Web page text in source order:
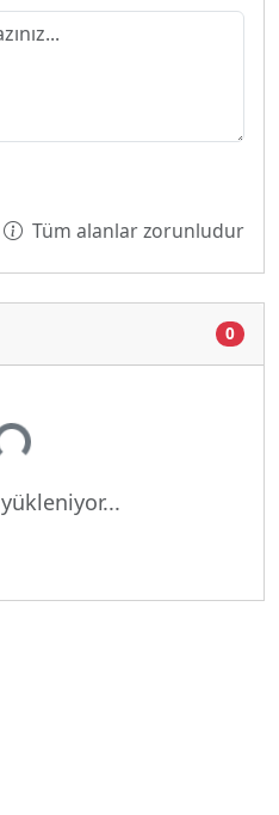
Tüm alanlar zorunludur
0
Yükleniyor...